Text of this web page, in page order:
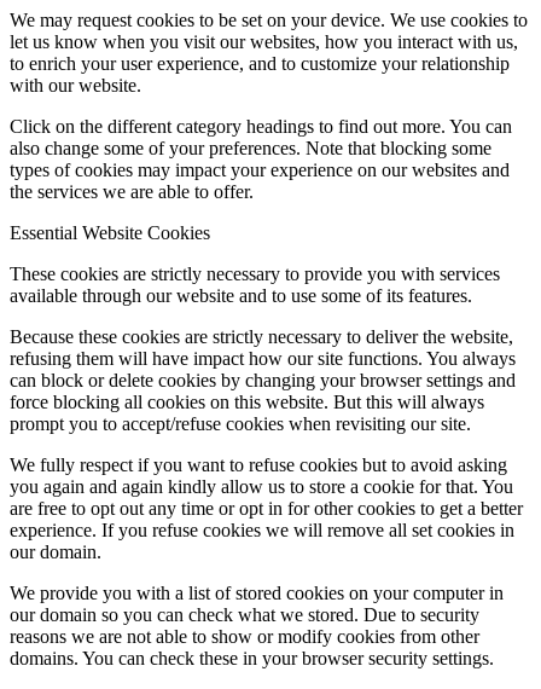
We may request cookies to be set on your device. We use cookies to
let us know when you visit our websites, how you interact with us,
to enrich your user experience, and to customize your relationship
with our website.
Click on the different category headings to find out more. You can
also change some of your preferences. Note that blocking some
types of cookies may impact your experience on our websites and
the services we are able to offer.
Essential Website Cookies
These cookies are strictly necessary to provide you with services
available through our website and to use some of its features.
Because these cookies are strictly necessary to deliver the website,
refusing them will have impact how our site functions. You always
can block or delete cookies by changing your browser settings and
force blocking all cookies on this website. But this will always
prompt you to accept/refuse cookies when revisiting our site.
We fully respect if you want to refuse cookies but to avoid asking
you again and again kindly allow us to store a cookie for that. You
are free to opt out any time or opt in for other cookies to get a better
experience. If you refuse cookies we will remove all set cookies in
our domain.
We provide you with a list of stored cookies on your computer in
our domain so you can check what we stored. Due to security
reasons we are not able to show or modify cookies from other
domains. You can check these in your browser security settings.